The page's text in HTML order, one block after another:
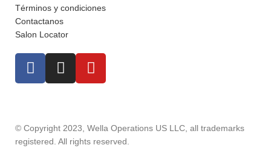
Términos y condiciones
Contactanos
Salon Locator
© Copyright 2023, Wella Operations US LLC, all trademarks
registered. All rights reserved.